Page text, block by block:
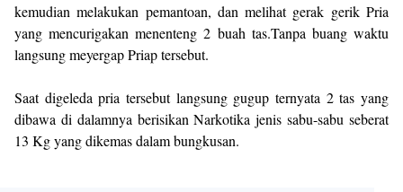
kemudian melakukan pemantoan, dan melihat gerak gerik Pria
yang mencurigakan menenteng 2 buah tas.Tanpa buang waktu
langsung meyergap Priap tersebut.
Saat digeleda pria tersebut langsung gugup ternyata 2 tas yang
dibawa di dalamnya berisikan Narkotika jenis sabu-sabu seberat
13 Kg yang dikemas dalam bungkusan.